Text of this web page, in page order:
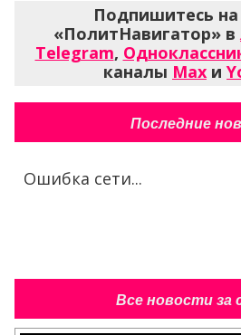
Подпишитесь на
«ПолитНавигатор» в
Telegram,
каналы Max и
Последние
Ошибка сети...
Все новости за